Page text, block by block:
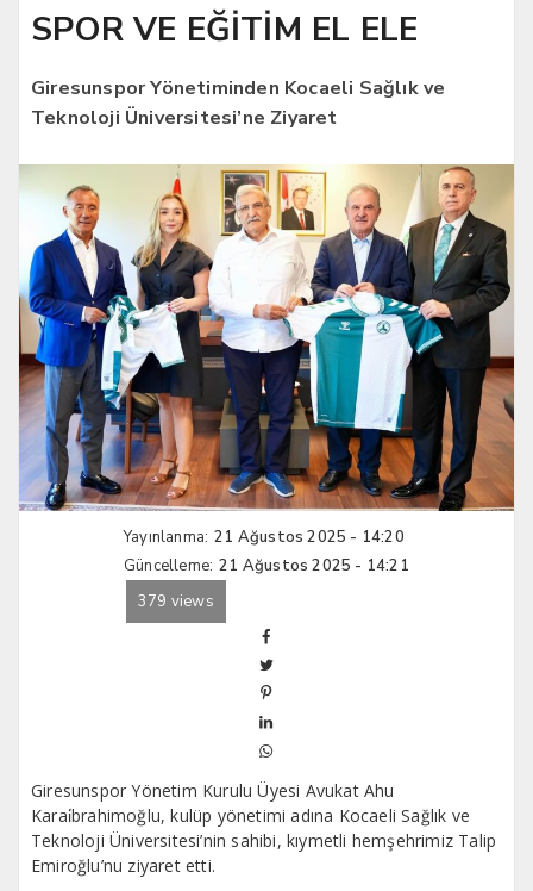
SPOR VE EĞİTİM EL ELE
Giresunspor Yönetiminden Kocaeli Sağlık ve
Teknoloji Üniversitesi’ne Ziyaret
Yayınlanma: 21 Ağustos 2025 - 14:20
Güncelleme: 21 Ağustos 2025 - 14:21
379 views
Giresunspor Yönetim Kurulu Üyesi Avukat Ahu
Karai̇brahimoğlu, kulüp yönetimi adına Kocaeli Sağlık ve
Teknoloji Üniversitesi’nin sahibi, kıymetli hemşehrimiz Talip
Emiroğlu’nu ziyaret etti.